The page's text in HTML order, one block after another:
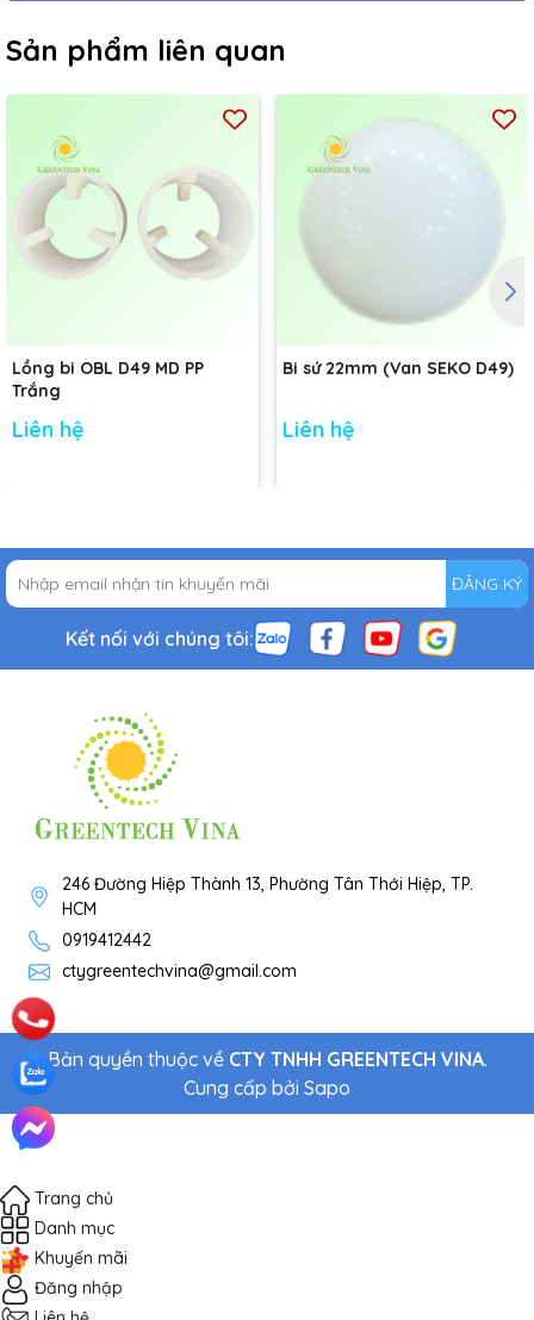
Sản phẩm liên quan
Lồng bi OBL D49 MD PP
Trắng
Liên hệ
Bi sứ 22mm (Van SEKO D49)
Liên hệ
ĐĂNG KÝ
Kết nối với chúng tôi:
246 Đường Hiệp Thành 13, Phường Tân Thới Hiệp, TP.
HCM
0919412442
ctygreentechvina@gmail.com
Bản quyền thuộc về CTY TNHH GREENTECH VINA.
Cung cấp bởi Sapo
Trang chủ
Danh mục
Khuyến mãi
Đăng nhập